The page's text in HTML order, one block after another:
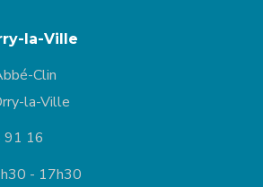
la-Ville
Clin
la-Ville
16
- 17h30